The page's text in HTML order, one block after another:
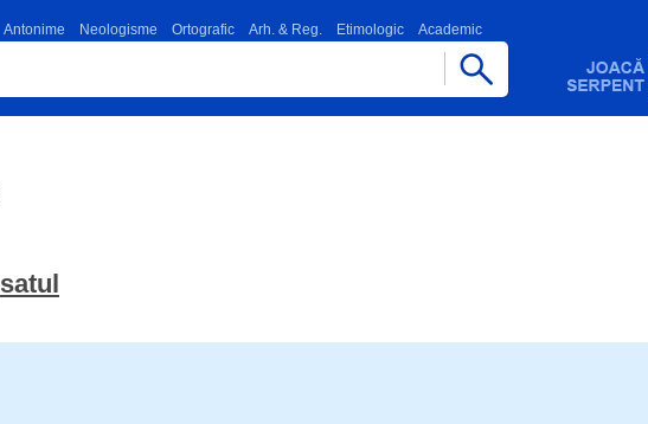
Antonime Neologisme Ortografic Arh. & Reg. Etimologic Academic
satul